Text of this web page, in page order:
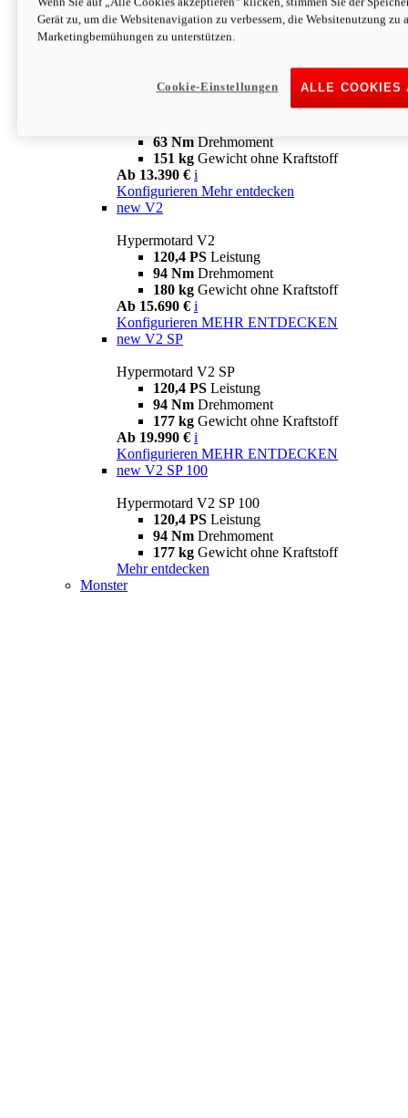
63 NmDrehmoment
151 kgGewicht ohne Kraftstoff
Ab 13.890 € i
63 Nm Drehmoment
151 kg Gewicht ohne Kraftstoff
Ab 13.390 € i
Konfigurieren Mehr entdecken
new V2
Hypermotard V2
120,4 PS Leistung
94 Nm Drehmoment
180 kg Gewicht ohne Kraftstoff
Ab 15.690 € i
Konfigurieren MEHR ENTDECKEN
new V2 SP
Hypermotard V2 SP
120,4 PS Leistung
94 Nm Drehmoment
177 kg Gewicht ohne Kraftstoff
Ab 19.990 € i
Konfigurieren MEHR ENTDECKEN
new V2 SP 100
Hypermotard V2 SP 100
120,4 PS Leistung
94 Nm Drehmoment
177 kg Gewicht ohne Kraftstoff
Mehr entdecken
Monster
Gerät zu, um die Websitenavigation zu verbessern, die Websitenutzung zu
Marketingbemühungen zu unterstützen.
ALLE COOKIES
Cookie-Einstellungen